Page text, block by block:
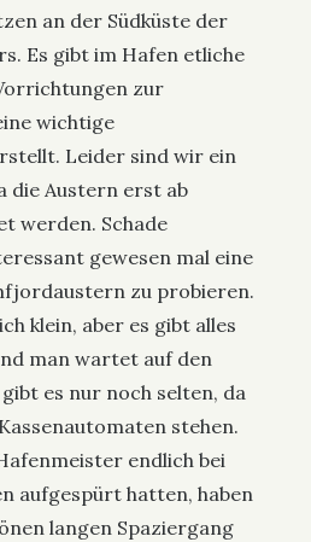
an der Südküste der
Es gibt im Hafen etliche
zur
wichtige
Leider sind wir ein
die Austern erst ab
werden. Schade
gewesen mal eine
zu probieren.
klein, aber es gibt alles
man wartet auf den
es nur noch selten, da
stehen.
endlich bei
aufgespürt hatten, haben
langen Spaziergang